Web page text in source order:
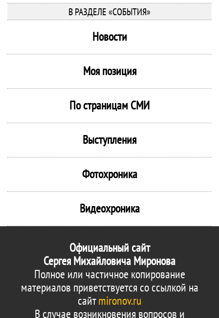
В РАЗДЕЛЕ «СОБЫТИЯ»
Новости
Моя позиция
По страницам СМИ
Выступления
Фотохроника
Видеохроника
Официальный сайт
Сергея Михайловича Миронова
Полное или частичное копирование
материалов приветствуется со ссылкой на
сайтmironov.ru
В случае возникновения вопросов и